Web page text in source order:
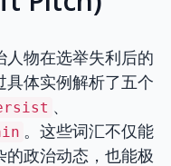
人物在选举失利后的
具体实例解析了五个
、
。这些词汇不仅能
的政治动态，也能极